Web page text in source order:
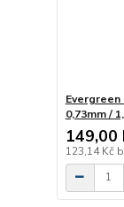
Evergreen
0,73mm /
149,00
123,14 Kč